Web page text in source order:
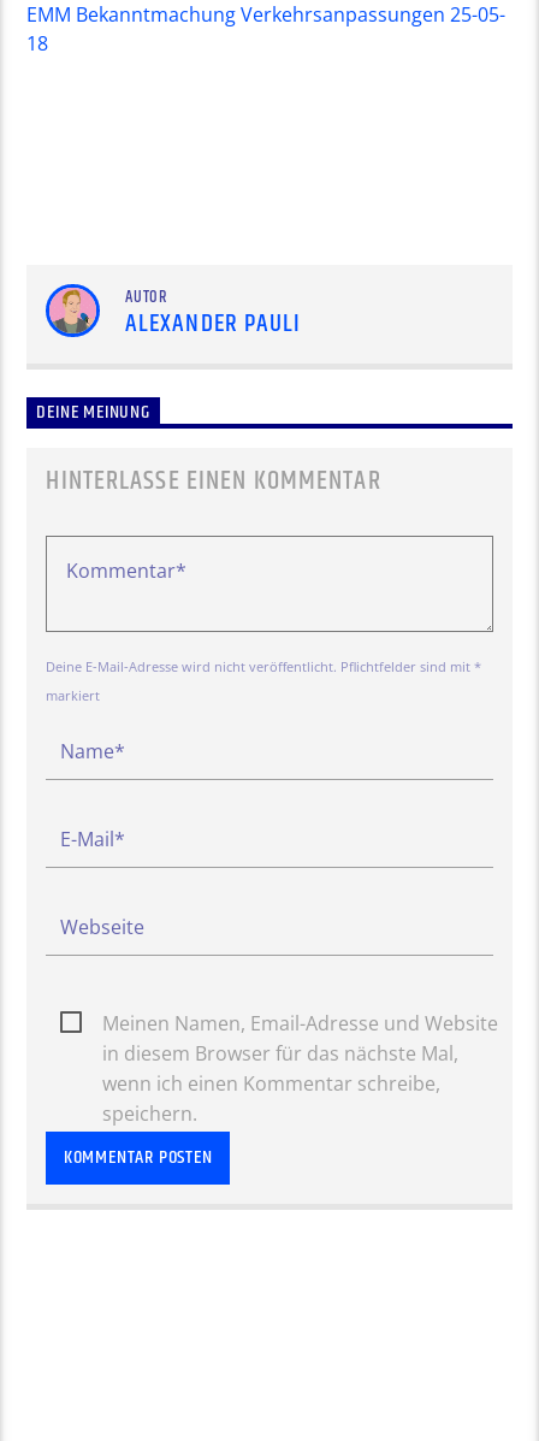
EMM Bekanntmachung Verkehrsanpassungen 25-05-
18
AUTOR
ALEXANDER PAULI
DEINE MEINUNG
HINTERLASSE EINEN KOMMENTAR
Deine E-Mail-Adresse wird nicht veröffentlicht. Pflichtfelder sind mit *
markiert
Meinen Namen, Email-Adresse und Website
in diesem Browser für das nächste Mal,
wenn ich einen Kommentar schreibe,
speichern.